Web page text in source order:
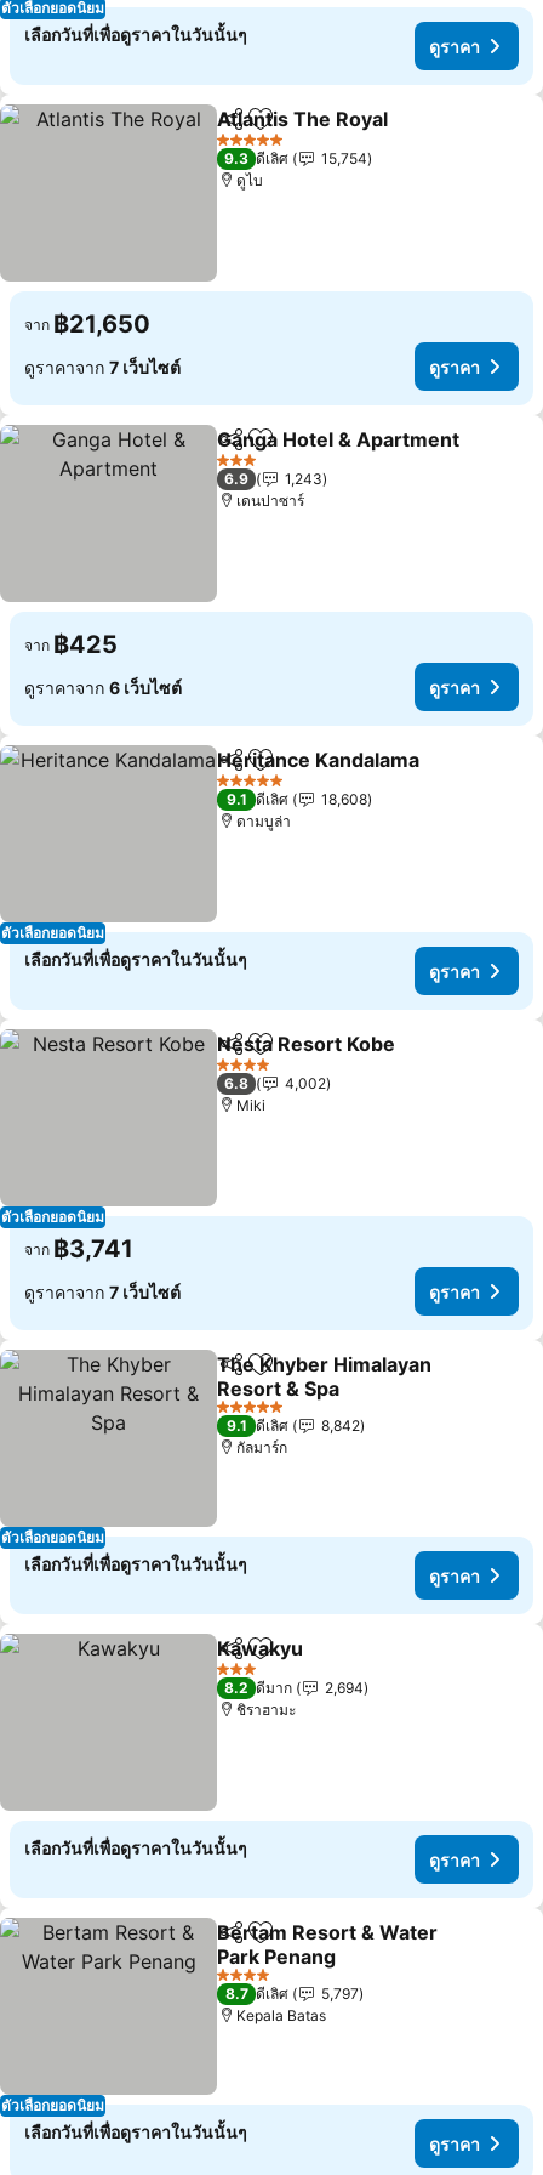
ตัวเลือกยอดนิยม
เลือกวันที่เพื่อดูราคาในวันนั้นๆ
ดูราคา
แชร์ เพิ่มในรายการโปรด
Atlantis The Royal
5 ดาว
9.3 ดีเลิศ
15,754
ดูไบ
จาก ฿21,650
ดูราคาจาก 7 เว็บไซต์ ดูราคา
แชร์ เพิ่มในรายการโปรด
Ganga Hotel & Apartment
3 ดาว
6.9
1,243
เดนปาซาร์
จาก ฿425
ดูราคาจาก 6 เว็บไซต์ ดูราคา
ตัวเลือกยอดนิยม
แชร์ เพิ่มในรายการโปรด
Heritance Kandalama
5 ดาว
9.1 ดีเลิศ
18,608
ดามบูล่า
เลือกวันที่เพื่อดูราคาในวันนั้นๆ
ดูราคา
ตัวเลือกยอดนิยม
แชร์ เพิ่มในรายการโปรด
Nesta Resort Kobe
4 ดาว
6.8
4,002
Miki
จาก ฿3,741
ดูราคาจาก 7 เว็บไซต์ ดูราคา
ตัวเลือกยอดนิยม
แชร์ เพิ่มในรายการโปรด
The Khyber Himalayan
Resort & Spa
5 ดาว
9.1 ดีเลิศ
8,842
กัลมาร์ก
เลือกวันที่เพื่อดูราคาในวันนั้นๆ
ดูราคา
แชร์ เพิ่มในรายการโปรด
Kawakyu
3 ดาว
8.2 ดีมาก
2,694
ชิราฮามะ
เลือกวันที่เพื่อดูราคาในวันนั้นๆ
ดูราคา
ตัวเลือกยอดนิยม
แชร์ เพิ่มในรายการโปรด
Bertam Resort & Water
Park Penang
4 ดาว
8.7 ดีเลิศ
5,797
Kepala Batas
เลือกวันที่เพื่อดูราคาในวันนั้นๆ
ดูราคา